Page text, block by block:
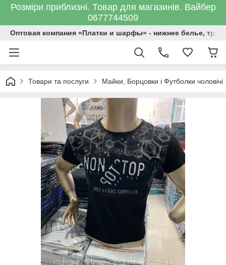
Розміри приблизні. Товар для магазинів. Вайбер
0677744509
Оптовая компания «Платки и шарфы» - нижнее белье,
Товари та послуги Майки, Борцовки і Футболки чоловічі